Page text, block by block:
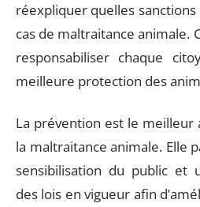
réexpliquer quelles sanctions
cas de maltraitance animale.
responsabiliser chaque
meilleure protection des
La prévention est le
la maltraitance animale. Elle
sensibilisation du public et
des lois en vigueur afin